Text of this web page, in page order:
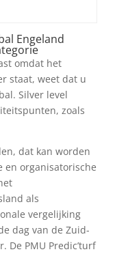
Engeland
omdat het
staat, weet dat u
Silver level
zoals
dat kan worden
en organisatorische
als
vergelijking
dag van de Zuid-
De PMU Predic’turf